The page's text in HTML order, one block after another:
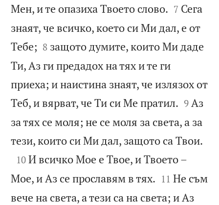
Мен, и те опазиха Твоето слово. 

7 Сега
знаят, че всичко, което си Ми дал, е от
Тебе; 

8 защото думите, които Ми даде
Ти, Аз ги предадох на тях и те ги
приеха; и наистина знаят, че излязох от
Теб, и вярват, че Ти си Ме пратил. 

9 Аз
за тях се моля; не се моля за света, а за
тези, които си Ми дал, защото са Твои.

10 И всичко Мое е Твое, и Твоето –
Мое, и Аз се прославям в тях. 

11 Не съм
вече на света, а тези са на света; и Аз